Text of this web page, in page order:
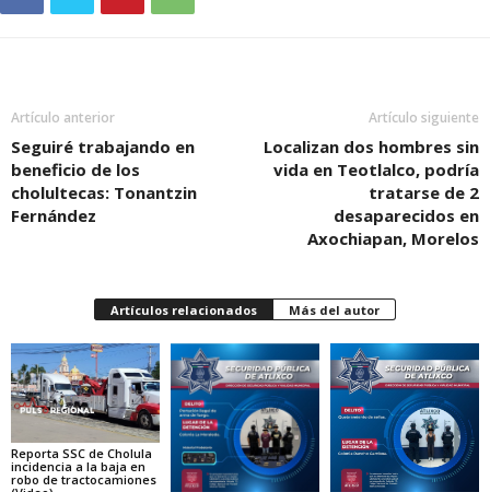
Artículo anterior
Seguiré trabajando en
beneficio de los
cholultecas: Tonantzin
Fernández
Artículo siguiente
Localizan dos hombres sin
vida en Teotlalco, podría
tratarse de 2
desaparecidos en
Axochiapan, Morelos
Artículos relacionados Más del autor
Reporta SSC de Cholula
incidencia a la baja en
robo de tractocamiones